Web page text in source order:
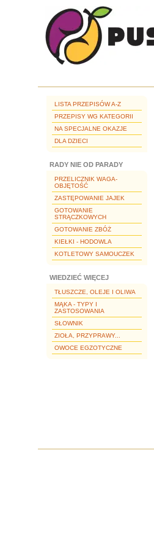
LISTA PRZEPISÓW A-Z
PRZEPISY WG KATEGORII
NA SPECJALNE OKAZJE
DLA DZIECI
RADY NIE OD PARADY
PRZELICZNIK WAGA-
OBJĘTOŚĆ
ZASTĘPOWANIE JAJEK
GOTOWANIE
STRĄCZKOWYCH
GOTOWANIE ZBÓŻ
KIEŁKI - HODOWLA
KOTLETOWY SAMOUCZEK
WIEDZIEĆ WIĘCEJ
TŁUSZCZE, OLEJE I OLIWA
MĄKA - TYPY I
ZASTOSOWANIA
SŁOWNIK
ZIOŁA, PRZYPRAWY...
OWOCE EGZOTYCZNE